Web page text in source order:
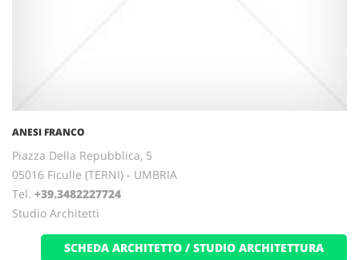
ANESI FRANCO
Piazza Della Repubblica, 5
05016 Ficulle (TERNI) - UMBRIA
Tel. +39.3482227724
Studio Architetti
SCHEDA ARCHITETTO / STUDIO ARCHITETTURA